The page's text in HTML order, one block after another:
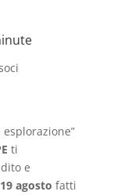
ti
e
agosto fatti